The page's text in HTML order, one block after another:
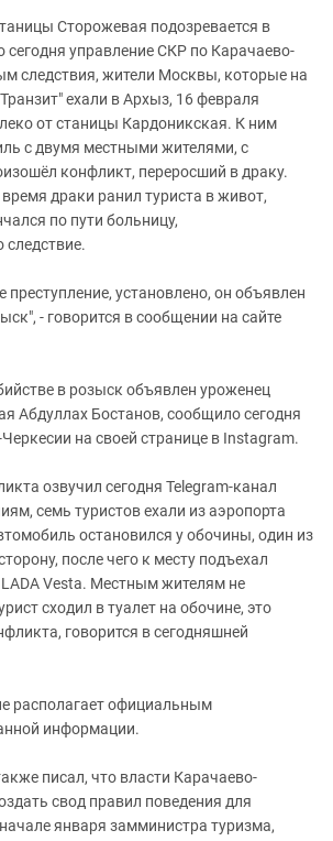
Сторожевая подозревается в
сегодня управление СКР по Карачаево-
следствия, жители Москвы, которые на
ехали в Архыз, 16 февраля
от станицы Кардоникская. К ним
с двумя местными жителями, с
конфликт, переросший в драку.
драки ранил туриста в живот,
по пути больницу,
установлено, он объявлен
- говорится в сообщении на сайте
в розыск объявлен уроженец
Абдуллах Бостанов, сообщило сегодня
на своей странице в Instagram.
озвучил сегодня Telegram-канал
семь туристов ехали из аэропорта
остановился у обочины, один из
после чего к месту подъехал
Vesta. Местным жителям не
сходил в туалет на обочине, это
говорится в сегодняшней
располагает официальным
информации.
писал, что власти Карачаево-
свод правил поведения для
января замминистра туризма,